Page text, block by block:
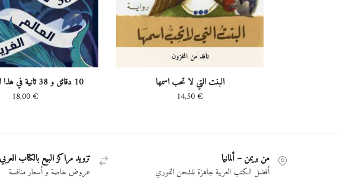
نافد من المخزون
البنت التي لا تحب اسمها
14,50€
10 دقائق و 38 ثانية في هذا العالم الغريب
18,00€
من بريمن – ألمانيا
أفضل الكتب العربية جاهزة للشحن الفوري
تزويد مراكز البيع بالكتاب العربي
عروض خاصة و أسعار منافسة